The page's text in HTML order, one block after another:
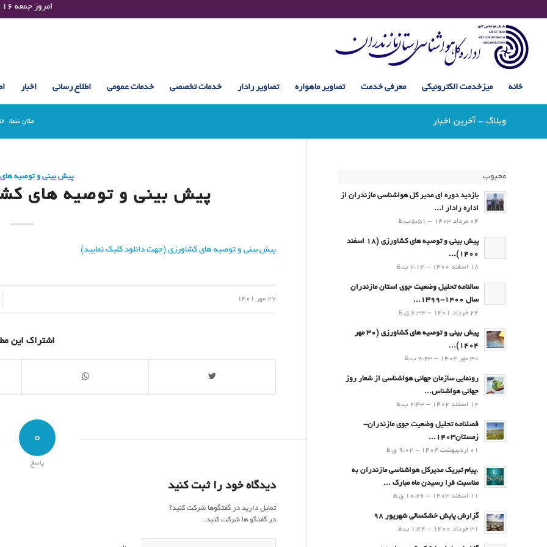
Friday 07 August 2026 , 20:06 UTC ¤¤¤¤ امروز جمعه ۱۶ مرداد ۱۴۰۵ساعت : ۲۰:۰۶
خانه میزخدمت الکترونیکی معرفی خدمت تصاویر ماهواره تصاویر رادار خدمات تخصصی خدمات عمومی اطلاع رسانی اخبار
وبلاگ - آخرین اخبار مکان شما:
پیش بینی و توصیه
پیش بینی و توصیه های کشاورزی
پیش بینی و توصیه های کشاورزی (جهت دانلود کلیک نمایید)
27 مهر 1401
اشتراک این
0
پاسخ
دیدگاه خود را ثبت کنید
تمایل دارید در گفتگوها شرکت کنید؟
در گفتگو ها شرکت کنید.
محبوب
بازدید دوره ای مدیر کل هواشناسی مازندران از
اداره رادار ا...
04 مرداد 1403 - 5:51 ب.ظ
پیش بینی و توصیه های کشاورزی (18 اسفند
1400)...
18 اسفند 1400 - 2:14 ب.ظ
سالنامه تحلیل وضعیت جوی استان مازندران
سال 1400-1399...
24 خرداد 1401 - 6:33 ق.ظ
پیش بینی و توصیه های کشاورزی (30 مهر
۱۴۰۴)...
30 مهر 1404 - 2:23 ب.ظ
رونمایی سازمان جهانی هواشناسی از شعار روز
جهانی هواشناس...
12 اسفند 1402 - 2:43 ب.ظ
فصلنامه تحلیل وضعیت جوی مازندران-
زمستان۱۴۰۳...
01 اردیبهشت 1404 - 9:02 ق.ظ
.پيام تبريك مدیرکل هواشناسی مازندران به
مناسبت فرا رسيدن ماه مبارك ...
11 اسفند 1403 - 10:26 ق.ظ
گزارش پایش خشکسالی شهریور 98
31 خرداد 1400 - 1:44 ب.ظ